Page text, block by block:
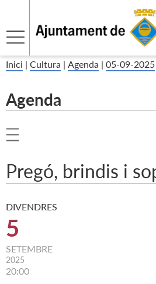
Inici | Cultura | Agenda | 05-09-2025
Agenda
Pregó, brindis i
DIVENDRES
5
SETEMBRE
2025
20:00